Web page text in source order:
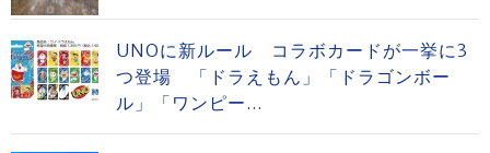
UNOに新ルール コラボカードが一挙に3
つ登場 「ドラえもん」「ドラゴンボー
ル」「ワンピー...